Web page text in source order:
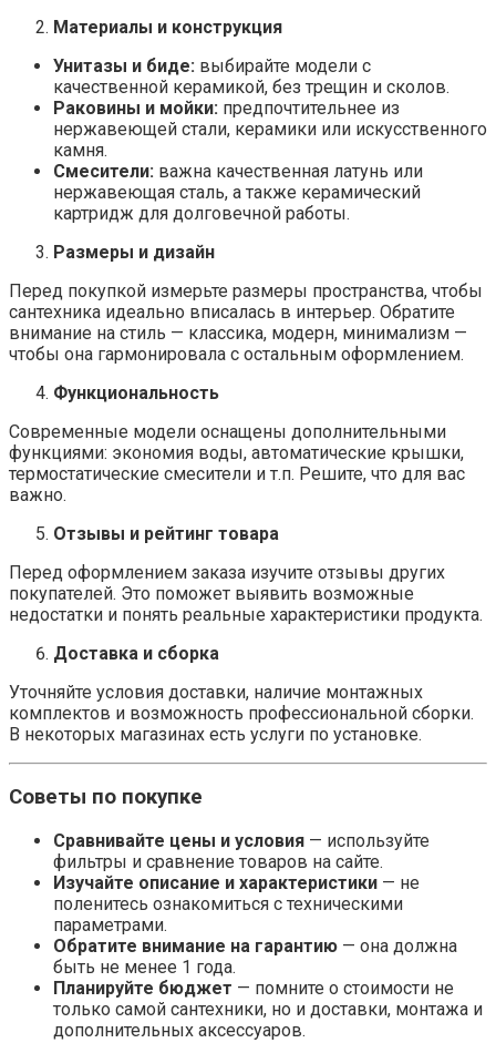
Материалы и конструкция
Унитазы и биде: выбирайте модели с
качественной керамикой, без трещин и сколов.
Раковины и мойки: предпочтительнее из
нержавеющей стали, керамики или искусственного
камня.
Смесители: важна качественная латунь или
нержавеющая сталь, а также керамический
картридж для долговечной работы.
Размеры и дизайн
Перед покупкой измерьте размеры пространства, чтобы
сантехника идеально вписалась в интерьер. Обратите
внимание на стиль — классика, модерн, минимализм —
чтобы она гармонировала с остальным оформлением.
Функциональность
Современные модели оснащены дополнительными
функциями: экономия воды, автоматические крышки,
термостатические смесители и т.п. Решите, что для вас
важно.
Отзывы и рейтинг товара
Перед оформлением заказа изучите отзывы других
покупателей. Это поможет выявить возможные
недостатки и понять реальные характеристики продукта.
Доставка и сборка
Уточняйте условия доставки, наличие монтажных
комплектов и возможность профессиональной сборки.
В некоторых магазинах есть услуги по установке.
Советы по покупке
Сравнивайте цены и условия — используйте
фильтры и сравнение товаров на сайте.
Изучайте описание и характеристики — не
поленитесь ознакомиться с техническими
параметрами.
Обратите внимание на гарантию — она должна
быть не менее 1 года.
Планируйте бюджет — помните о стоимости не
только самой сантехники, но и доставки, монтажа и
дополнительных аксессуаров.